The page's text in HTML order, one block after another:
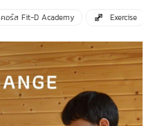
คอร์ส Fit-D Academy Exercise